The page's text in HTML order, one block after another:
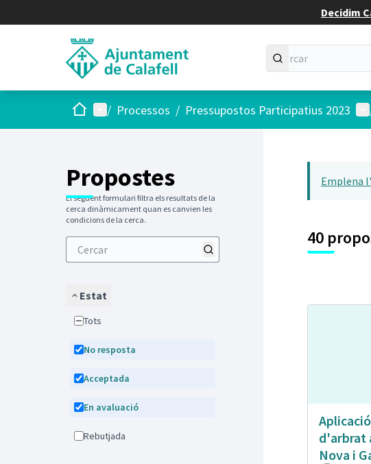
Decidim
Inici Menú principal
/ Processos / Pressupostos Participatius 2023
Propostes
El següent formulari filtra els resultats de la
cerca dinàmicament quan es canvien les
condicions de la cerca.
Estat
Tots
No resposta
Acceptada
En avaluació
Rebutjada
Emplena
40
d'arbrat
Nova i